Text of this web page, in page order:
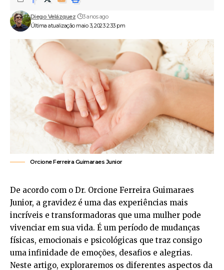
Última atualização maio 3, 2023 2:33 pm
Diego Velázquez 3 anos ago
Orcione Ferreira Guimaraes Junior
De acordo com o Dr. Orcione Ferreira Guimaraes
Junior, a gravidez é uma das experiências mais
incríveis e transformadoras que uma mulher pode
vivenciar em sua vida. É um período de mudanças
físicas, emocionais e psicológicas que traz consigo
uma infinidade de emoções, desafios e alegrias.
Neste artigo, exploraremos os diferentes aspectos da